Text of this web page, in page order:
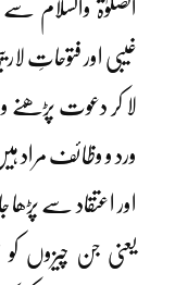
الصلوٰۃ
غیبی اور فتوحاتِ
لا کر دعوت
ورد و وظائف مراد
اور اعتقاد سے
یعنی جن چیزوں کو